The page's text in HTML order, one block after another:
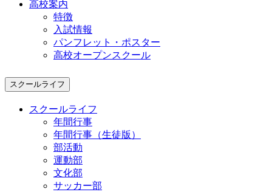
高校案内
特徴
入試情報
パンフレット・ポスター
高校オープンスクール
スクールライフ
スクールライフ
年間行事
年間行事（生徒版）
部活動
運動部
文化部
サッカー部